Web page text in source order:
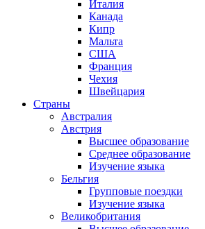
Италия
Канада
Кипр
Мальта
США
Франция
Чехия
Швейцария
Страны
Австралия
Австрия
Высшее образование
Среднее образование
Изучение языка
Бельгия
Групповые поездки
Изучение языка
Великобритания